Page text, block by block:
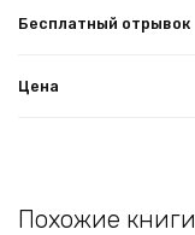
Бесплатный отрывок
Цена
Похожие книги